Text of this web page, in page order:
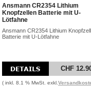
Ansmann CR2354 Lithium
Knopfzellen Batterie mit U-
Lötfahne
Ansmann CR2354 Lithium
Batterie mit U-Lötfahne
CHF
( inkl. 8.1 % MwSt. exkl.